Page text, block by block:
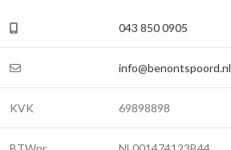
043 850 0905
info@benontspoord.nl
KVK 69898898